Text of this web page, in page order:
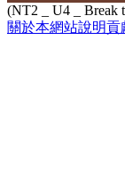
(NT2 _ U4 _ Break
關於本網站說明貢